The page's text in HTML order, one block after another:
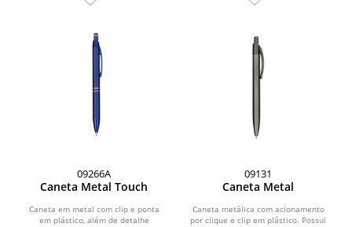
09266A
Caneta Metal Touch
Caneta em metal com clip e ponta
em plástico, além de detalhe
09131
Caneta Metal
Caneta metálica com acionamento
por clique e clip em plástico. Possui